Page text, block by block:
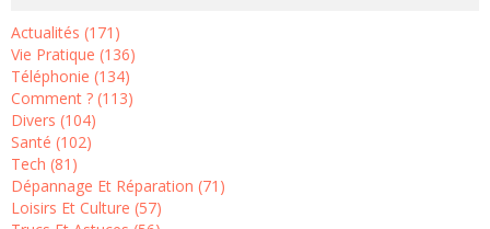
Actualités (171)
Vie Pratique (136)
Téléphonie (134)
Comment ? (113)
Divers (104)
Santé (102)
Tech (81)
Dépannage Et Réparation (71)
Loisirs Et Culture (57)